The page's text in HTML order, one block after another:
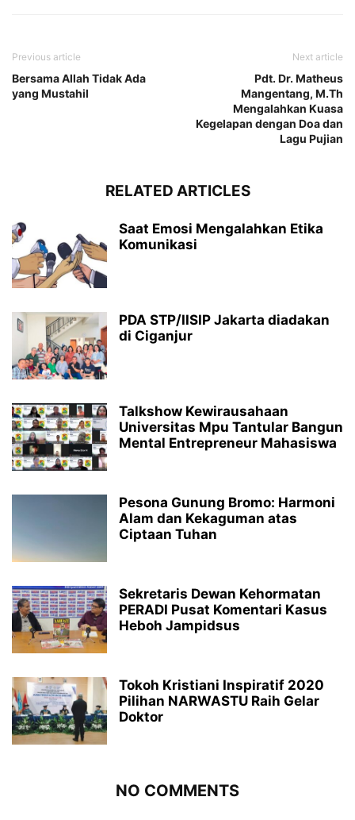
Previous article
Bersama Allah Tidak Ada
yang Mustahil
Next article
Pdt. Dr. Matheus
Mangentang, M.Th
Mengalahkan Kuasa
Kegelapan dengan Doa dan
Lagu Pujian
RELATED ARTICLES
Saat Emosi Mengalahkan Etika
Komunikasi
PDA STP/IISIP Jakarta diadakan
di Ciganjur
Talkshow Kewirausahaan
Universitas Mpu Tantular Bangun
Mental Entrepreneur Mahasiswa
Pesona Gunung Bromo: Harmoni
Alam dan Kekaguman atas
Ciptaan Tuhan
Sekretaris Dewan Kehormatan
PERADI Pusat Komentari Kasus
Heboh Jampidsus
Tokoh Kristiani Inspiratif 2020
Pilihan NARWASTU Raih Gelar
Doktor
NO COMMENTS